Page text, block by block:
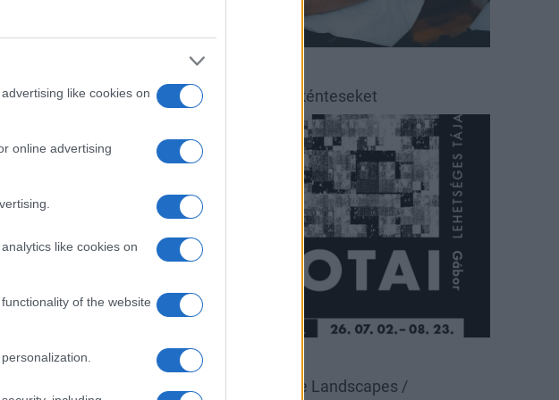
like cookies on
online advertising
like cookies on
of the website
Véradásra kérik az önkénteseket
kiállítás Pécsi Galéria
Palotai Gábor: Possible Landscapes /